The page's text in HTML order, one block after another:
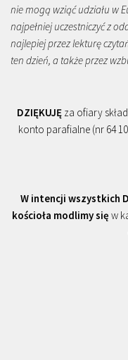
nie mogą wziąć udziału w
najpełniej uczestniczyć z
najlepiej przez lekturę
ten dzień, a także przez
DZIĘKUJĘ za ofiary
konto parafialne (nr 64
W intencji wszystkich
kościoła modlimy się w